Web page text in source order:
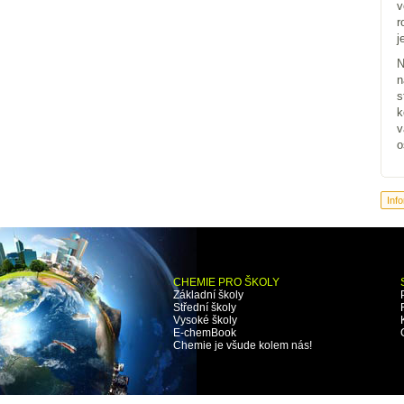
CHEMIE PRO ŠKOLY
Základní školy
Střední školy
Vysoké školy
E-chemBook
Chemie je všude kolem nás!